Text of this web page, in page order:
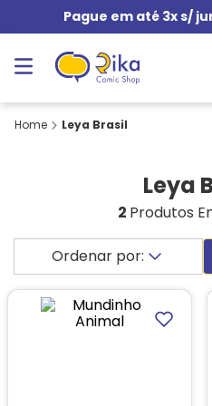
Pague em até 3x s/
Leya Brasil
Leya
2 Produtos